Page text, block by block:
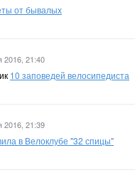
от бывалых
2016, 21:40
10 заповедей велосипедиста
2016, 21:39
в Велоклубе "32 спицы"